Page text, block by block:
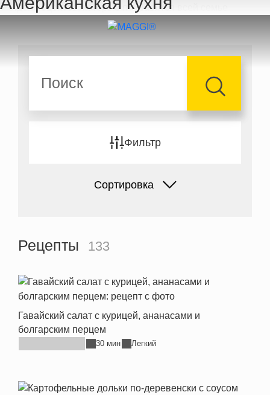
Перейти к основному содержанию
Фильтр
Сортировка
Рецепты 133
Гавайский салат с курицей, ананасами и
болгарским перцем
30 мин Легкий